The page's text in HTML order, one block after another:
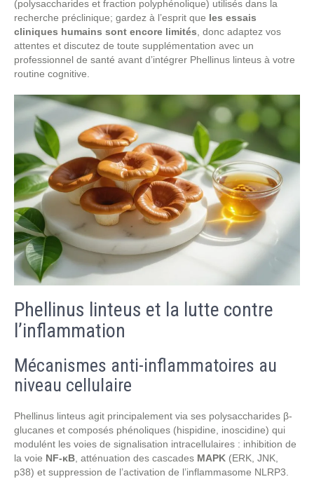
(polysaccharides et fraction polyphénolique) utilisés dans la
recherche préclinique; gardez à l’esprit que les essais
cliniques humains sont encore limités , donc adaptez vos
attentes et discutez de toute supplémentation avec un
professionnel de santé avant d’intégrer Phellinus linteus à votre
routine cognitive.
Phellinus linteus et la lutte contre
l’inflammation
Mécanismes anti-inflammatoires au
niveau cellulaire
Phellinus linteus agit principalement via ses polysaccharides β-
glucanes et composés phénoliques (hispidine, inoscidine) qui
modulént les voies de signalisation intracellulaires : inhibition de
la voie NF‑κB , atténuation des cascades MAPK (ERK, JNK,
p38) et suppression de l’activation de l’inflammasome NLRP3.